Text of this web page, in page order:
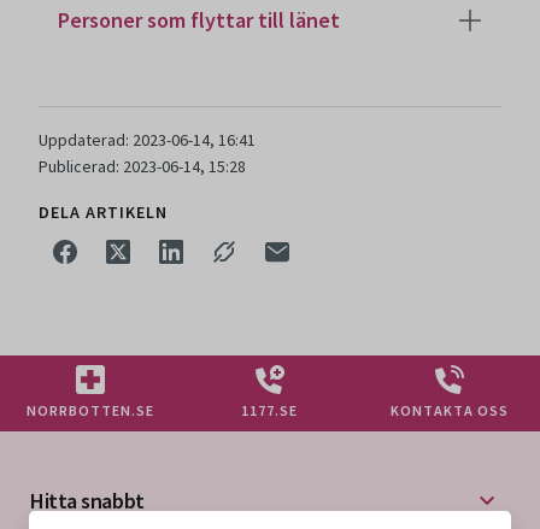
Personer som flyttar till länet
Uppdaterad: 2023-06-14, 16:41
Publicerad: 2023-06-14, 15:28
DELA ARTIKELN
NORRBOTTEN.SE 1177.SE KONTAKTA OSS
Hitta snabbt